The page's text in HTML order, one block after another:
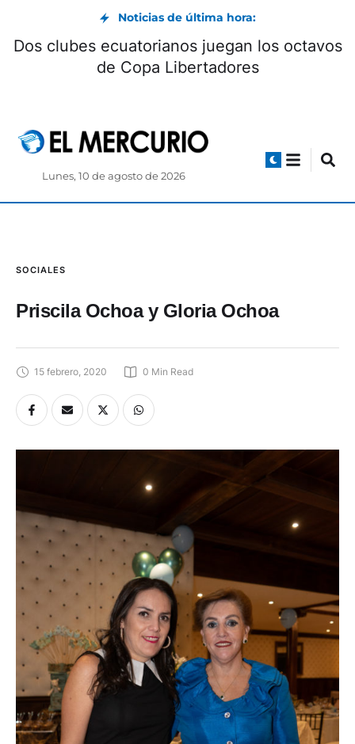
Noticias de última hora:
Dos clubes ecuatorianos juegan los octavos
de Copa Libertadores
Lunes, 10 de agosto de 2026
SOCIALES
Priscila Ochoa y Gloria Ochoa
15 febrero, 2020 0 Min Read